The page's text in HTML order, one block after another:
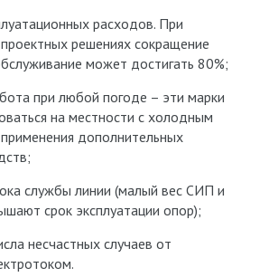
расходов. При
решениях сокращение
может достигать 80%;
при любой погоде – эти марки
на местности с холодным
дополнительных
службы линии (малый вес СИП и
срок эксплуатации опор);
несчастных случаев от